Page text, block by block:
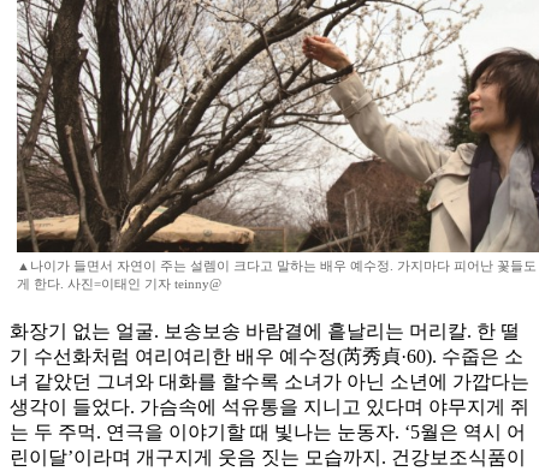
▲나이가 들면서 자연이 주는 설렘이 크다고 말하는 배우 예수정. 가지마다 피어난 꽃들
게 한다. 사진=이태인 기자 teinny@
화장기 없는 얼굴. 보송보송 바람결에 흩날리는 머리칼. 한 떨
기 수선화처럼 여리여리한 배우 예수정(芮秀貞·60). 수줍은 소
녀 같았던 그녀와 대화를 할수록 소녀가 아닌 소년에 가깝다는
생각이 들었다. 가슴속에 석유통을 지니고 있다며 야무지게 쥐
는 두 주먹. 연극을 이야기할 때 빛나는 눈동자. ‘5월은 역시 어
린이달’이라며 개구지게 웃음 짓는 모습까지. 건강보조식품이